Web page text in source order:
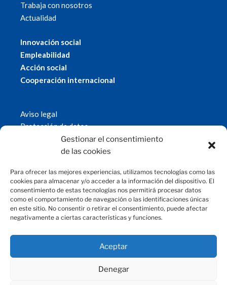
Gestionar el consentimiento
de las cookies
Para ofrecer las mejores experiencias, utilizamos tecnologías como las
cookies para almacenar y/o acceder a la información del dispositivo. El
consentimiento de estas tecnologías nos permitirá procesar datos
como el comportamiento de navegación o las identificaciones únicas
en este sitio. No consentir o retirar el consentimiento, puede afectar
negativamente a ciertas características y funciones.
Aceptar
Denegar
Trabaja con nosotros
Actualidad
Innovación social
Empleabilidad
Acción social
Cooperación internacional
Aviso legal
Protección de datos
Política de cookies
© 2019 Fundación Magtel.
CONTACTO
fundacion@magtel.es
Parque Empresarial Las Quemadas
C/Gabriel Ramos Bejarano, 114
14014 Córdoba